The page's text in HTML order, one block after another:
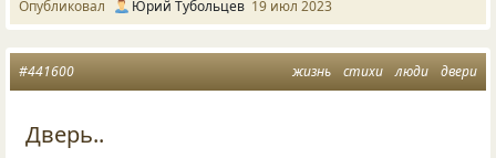
Опубликовал Юрий Тубольцев 19 июл 2023
жизнь стихи люди двери
#441600
Дверь..